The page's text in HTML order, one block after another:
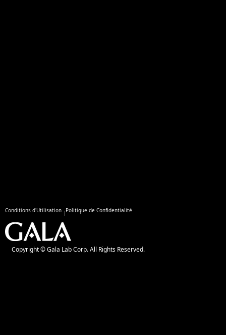
Conditions d'Utilisation Politique de Confidentialité
Copyright © Gala Lab Corp. All Rights Reserved.